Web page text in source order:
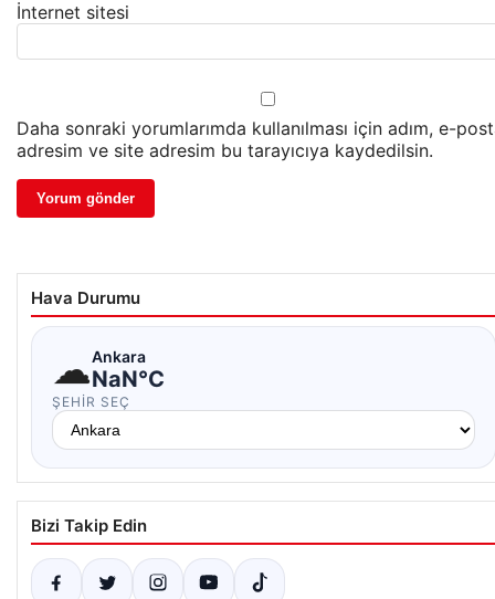
İnternet sitesi
Daha sonraki yorumlarımda kullanılması için adım, e-
adresim ve site adresim bu tarayıcıya kaydedilsin.
Hava Durumu
☁Ankara
NaN°C
ŞEHIR SEÇ
Bizi Takip Edin